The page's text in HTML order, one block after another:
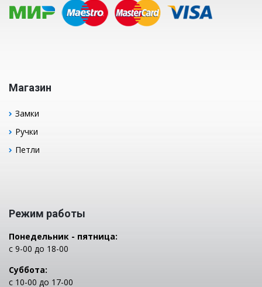
Магазин
Замки
Ручки
Петли
Режим работы
Понедельник - пятница:
с 9-00 до 18-00
Суббота:
с 10-00 до 17-00